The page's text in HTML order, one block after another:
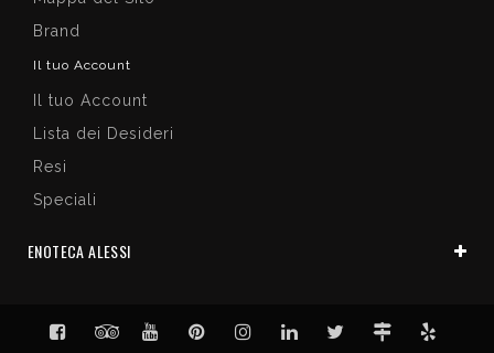
Brand
Il tuo Account
Il tuo Account
Lista dei Desideri
Resi
Speciali
ENOTECA ALESSI